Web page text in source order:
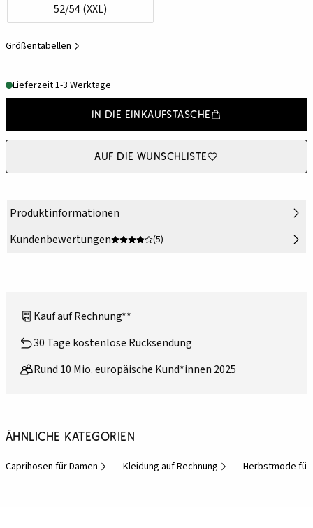
52/54 (XXL)
Größentabellen
Lieferzeit 1-3 Werktage
In die Einkaufstasche
Auf die Wunschliste
Produktinformationen
Kundenbewertungen
(5)
Kauf auf Rechnung**
30 Tage kostenlose Rücksendung
Rund 10 Mio. europäische Kund*innen 2025
Ähnliche Kategorien
Caprihosen für Damen Kleidung auf Rechnung Herbstmode für